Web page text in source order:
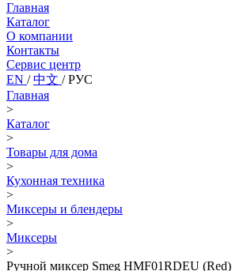
Главная
Каталог
О компании
Контакты
Сервис центр
EN /中文 /РУС
Главная
>
Каталог
>
Товары для дома
>
Кухонная техника
>
Миксеры и блендеры
>
Миксеры
>
Ручной миксер Smeg HMF01RDEU (Red)